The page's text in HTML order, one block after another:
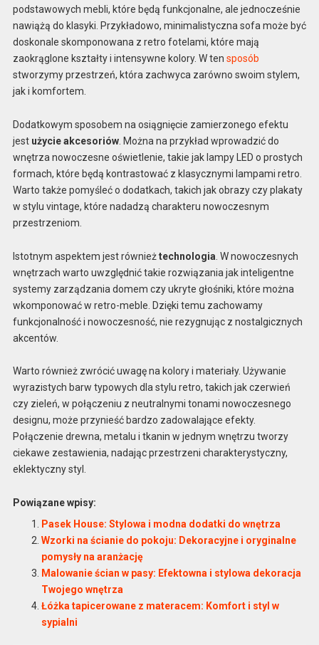
podstawowych mebli, które będą funkcjonalne, ale jednocześnie
nawiążą do klasyki. Przykładowo, minimalistyczna sofa może być
doskonale skomponowana z retro fotelami, które mają
zaokrąglone kształty i intensywne kolory. W ten sposób
stworzymy przestrzeń, która zachwyca zarówno swoim stylem,
jak i komfortem.
Dodatkowym sposobem na osiągnięcie zamierzonego efektu
jest użycie akcesoriów. Można na przykład wprowadzić do
wnętrza nowoczesne oświetlenie, takie jak lampy LED o prostych
formach, które będą kontrastować z klasycznymi lampami retro.
Warto także pomyśleć o dodatkach, takich jak obrazy czy plakaty
w stylu vintage, które nadadzą charakteru nowoczesnym
przestrzeniom.
Istotnym aspektem jest równieżtechnologia . W nowoczesnych
wnętrzach warto uwzględnić takie rozwiązania jak inteligentne
systemy zarządzania domem czy ukryte głośniki, które można
wkomponować w retro-meble. Dzięki temu zachowamy
funkcjonalność i nowoczesność, nie rezygnując z nostalgicznych
akcentów.
Warto również zwrócić uwagę na kolory i materiały. Używanie
wyrazistych barw typowych dla stylu retro, takich jak czerwień
czy zieleń, w połączeniu z neutralnymi tonami nowoczesnego
designu, może przynieść bardzo zadowalające efekty.
Połączenie drewna, metalu i tkanin w jednym wnętrzu tworzy
ciekawe zestawienia, nadając przestrzeni charakterystyczny,
eklektyczny styl.
Powiązane wpisy:
Pasek House: Stylowa i modna dodatki do wnętrza
Wzorki na ścianie do pokoju: Dekoracyjne i oryginalne
pomysły na aranżację
Malowanie ścian w pasy: Efektowna i stylowa dekoracja
Twojego wnętrza
Łóżka tapicerowane z materacem: Komfort i styl w
sypialni